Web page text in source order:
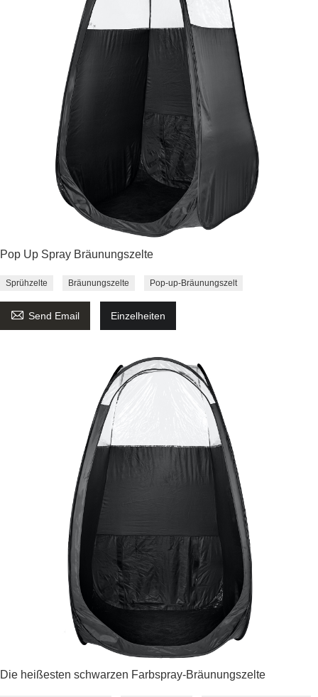
Pop Up Spray Bräunungszelte
Sprühzelte Bräunungszelte Pop-up-Bräunungszelt
 Send Email Einzelheiten
Die heißesten schwarzen Farbspray-Bräunungszelte